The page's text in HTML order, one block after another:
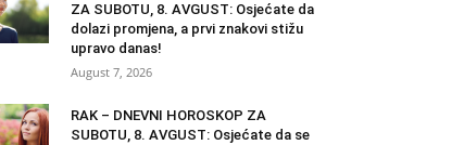
ZA SUBOTU, 8. AVGUST: Osjećate da
dolazi promjena, a prvi znakovi stižu
upravo danas!
August 7, 2026
RAK – DNEVNI HOROSKOP ZA
SUBOTU, 8. AVGUST: Osjećate da se